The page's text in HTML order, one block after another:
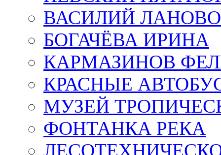
ВАСИЛИЙ
БОГАЧЁВА ИРИНА
КАРМАЗИНОВ
КРАСНЫЕ
МУЗЕЙ
ФОНТАНКА РЕКА